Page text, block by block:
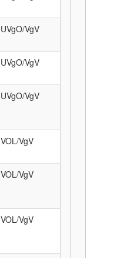
UVgO/VgV
UVgO/VgV
UVgO/VgV
VOL/VgV
VOL/VgV
VOL/VgV